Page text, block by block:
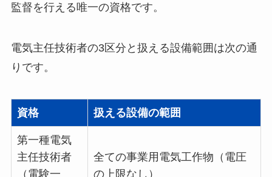
監督を行える唯一の資格です。
電気主任技術者の3区分と扱える設備範囲は次の通
りです。
資格 扱える設備の範囲
第一種電気
主任技術者
（電験一
全ての事業用電気工作物（電圧
の上限なし）